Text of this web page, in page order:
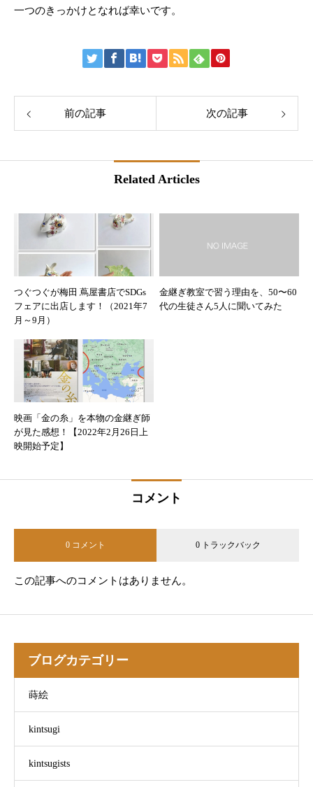
一つのきっかけとなれば幸いです。
前の記事 次の記事
Related Articles
つぐつぐが梅田 蔦屋書店でSDGs
フェアに出店します！（2021年7
月～9月）
金継ぎ教室で習う理由を、50〜60
代の生徒さん5人に聞いてみた
映画「金の糸」を本物の金継ぎ師
が見た感想！【2022年2月26日上
映開始予定】
コメント
0 コメント 0 トラックバック
この記事へのコメントはありません。
ブログカテゴリー
蒔絵
kintsugi
kintsugists